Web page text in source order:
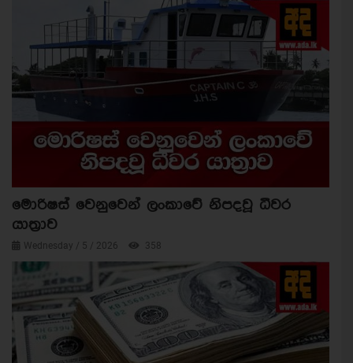
මොරිෂස් වෙනුවෙන් ලංකාවේ නිපදවූ ධීවර
යාත්‍රාව
Wednesday / 5 / 2026 358